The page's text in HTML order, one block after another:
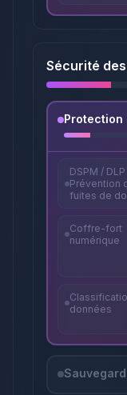
Sécurité
Protection
DSPM / DLP
Prévention
fuites de
Coffre-fort
numérique
données